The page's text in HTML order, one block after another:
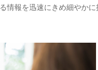
情報を迅速にきめ細やかに